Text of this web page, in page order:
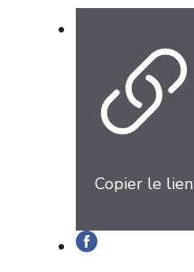
Copier le lien